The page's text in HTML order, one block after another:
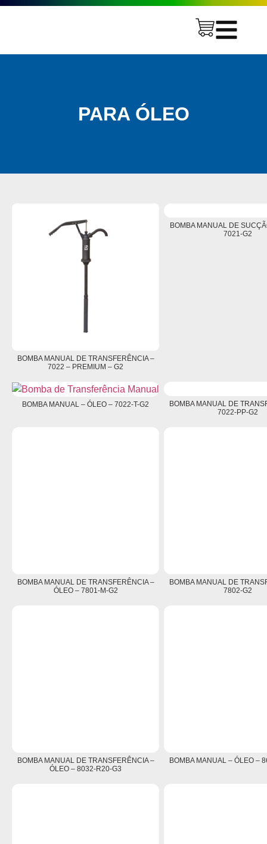
PARA ÓLEO
BOMBA MANUAL DE TRANSFERÊNCIA –
7022 – PREMIUM – G2
BOMBA MANUAL DE
7021-G2
BOMBA MANUAL – ÓLEO – 7022-T-G2
BOMBA MANUAL DE
7022-PP-G2
BOMBA MANUAL DE TRANSFERÊNCIA –
ÓLEO – 7801-M-G2
BOMBA MANUAL DE
7802-G2
BOMBA MANUAL DE TRANSFERÊNCIA –
ÓLEO – 8032-R20-G3
BOMBA MANUAL – ÓLEO –